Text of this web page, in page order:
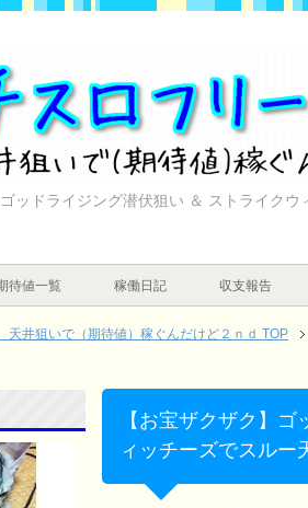
ゴッドライジング潜伏狙い ＆ ストライク
待値一覧 稼働日記 収支報告
井狙いで（期待値）稼ぐんだけど２ｎｄ TOP
【お宝ザクザク】
ィッチーズでスルー